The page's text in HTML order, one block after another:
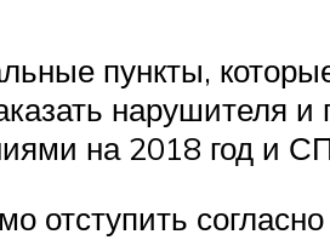
пункты,
нарушителя
на 2018 год и
отступить